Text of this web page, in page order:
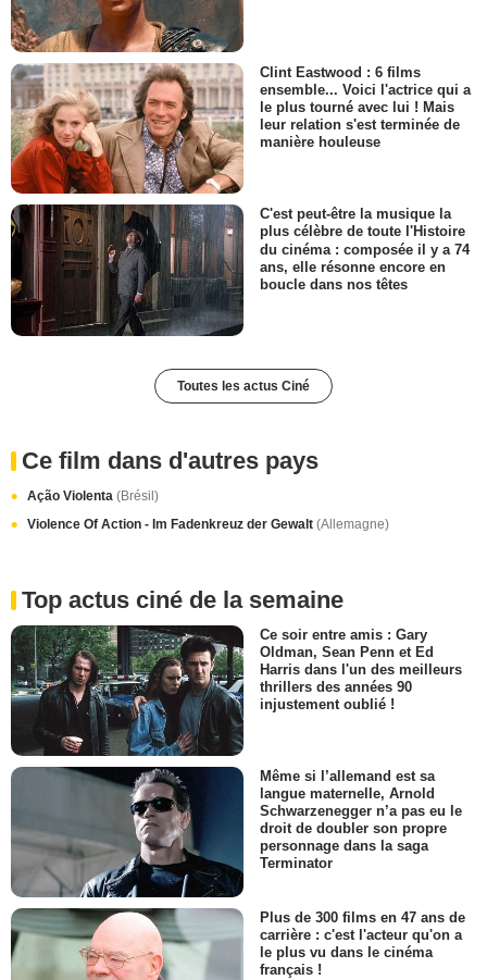
Clint Eastwood : 6 films
ensemble... Voici l'actrice qui a
le plus tourné avec lui ! Mais
leur relation s'est terminée de
manière houleuse
C'est peut-être la musique la
plus célèbre de toute l'Histoire
du cinéma : composée il y a 74
ans, elle résonne encore en
boucle dans nos têtes
Toutes les actus Ciné
Ce film dans d'autres pays
Ação Violenta (Brésil)
Violence Of Action - Im Fadenkreuz der Gewalt (Allemagne)
Top actus ciné de la semaine
Ce soir entre amis : Gary
Oldman, Sean Penn et Ed
Harris dans l'un des meilleurs
thrillers des années 90
injustement oublié !
Même si l’allemand est sa
langue maternelle, Arnold
Schwarzenegger n’a pas eu le
droit de doubler son propre
personnage dans la saga
Terminator
Plus de 300 films en 47 ans de
carrière : c'est l'acteur qu'on a
le plus vu dans le cinéma
français !